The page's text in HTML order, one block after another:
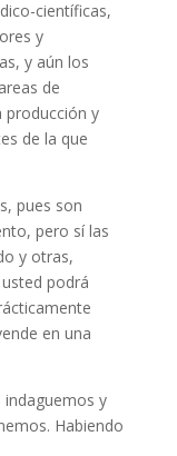
científicas,
y
y aún los
de
producción y
de la que
pues son
pero sí las
y otras,
podrá
en una
indaguemos y
Habiendo